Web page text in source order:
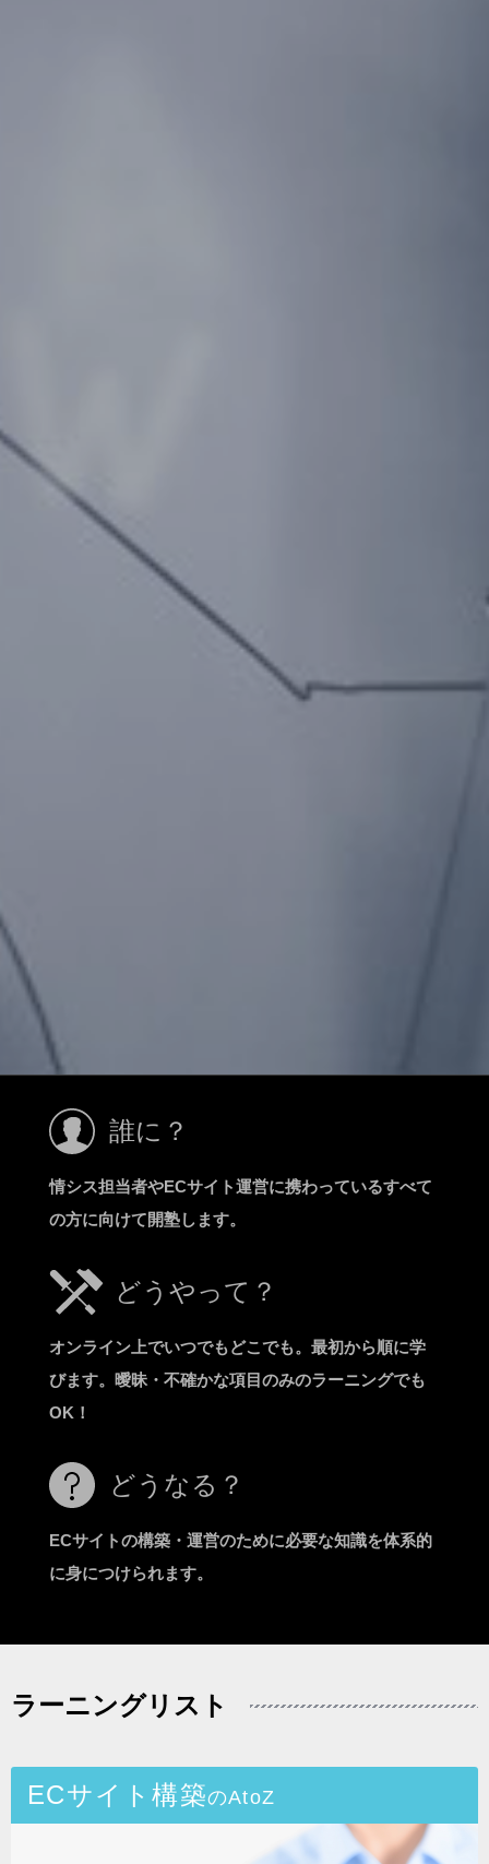
誰に？
情シス担当者やECサイト運営に携わっているすべて
の方に向けて開塾します。
どうやって？
オンライン上でいつでもどこでも。最初から順に学
びます。曖昧・不確かな項目のみのラーニングでも
OK！
どうなる？
ECサイトの構築・運営のために必要な知識を体系的
に身につけられます。
ラーニングリスト
ECサイト構築のAtoZ